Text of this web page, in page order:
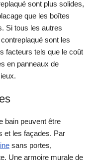
sont plus solides,
que les boîtes
Si tous les autres
sont les
facteurs tels que le coût
en panneaux de
bain peuvent être
et les façades. Par
sans portes,
Une armoire murale de